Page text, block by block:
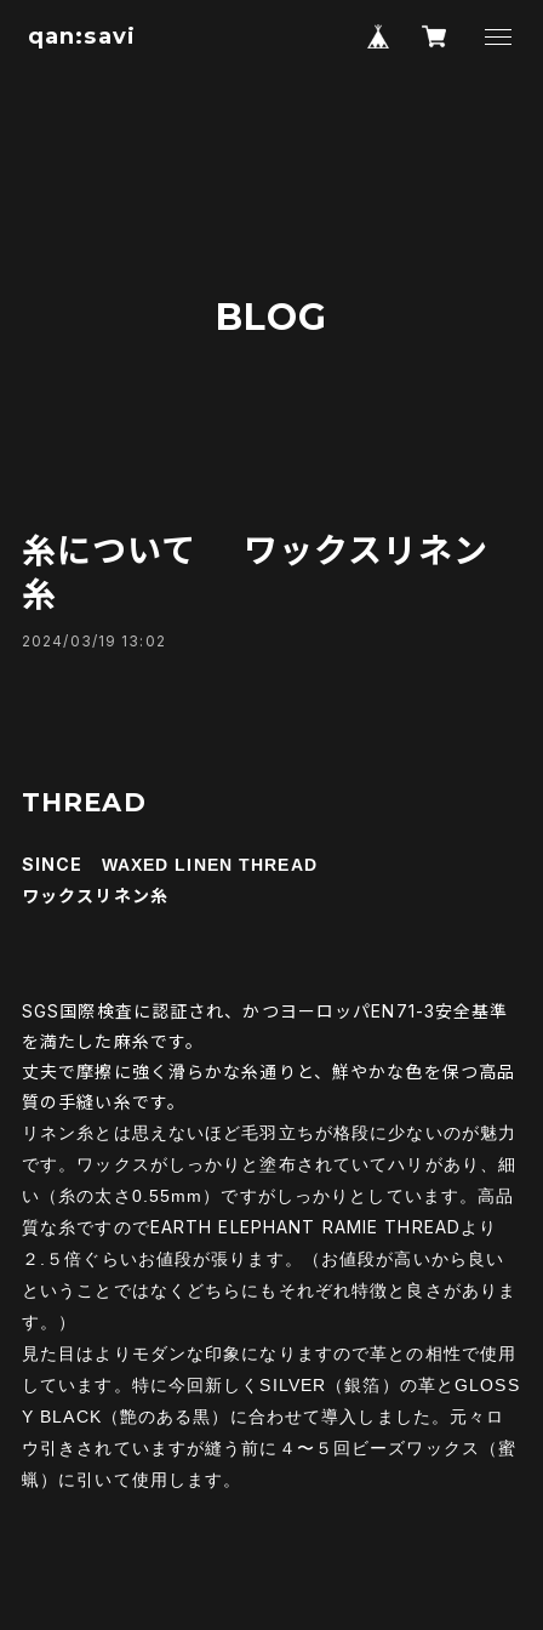
qan:savi
BLOG
糸について ワックスリネン
糸
2024/03/19 13:02
THREAD
SINCE WAXED LINEN THREAD
ワックスリネン糸
SGS国際検査に認証され、かつヨーロッパEN71-3安全基準
を満たした麻糸です。
丈夫で摩擦に強く滑らかな糸通りと、鮮やかな色を保つ高品
質の手縫い糸です。
リネン糸とは思えないほど毛羽立ちが格段に少ないのが魅力
です。 ワックスがしっかりと塗布されていてハリがあり、細
い（糸の太さ0.55mm）ですがしっかりとしています。高品
質な糸ですのでEARTH ELEPHANT RAMIE THREAD より
２.５倍ぐらいお値段が張ります。（お値段が高いから良い
ということではなくどちらにもそれぞれ特徴と良さがありま
す。）
見た目はよりモダンな印象になりますので革との相性で使用
しています。特に今回新しくSILVER（銀箔）の革とGLOSS
Y BLACK（艶のある黒）に合わせて導入しました。元々ロ
ウ引きされていますが縫う前に４〜５回ビーズワックス（蜜
蝋）に引いて使用します。